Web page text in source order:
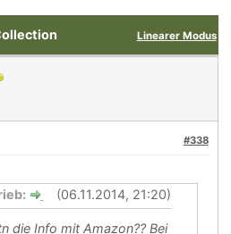
Linearer Modus
#338
(06.11.2014, 21:20)
die Info mit Amazon?? Bei